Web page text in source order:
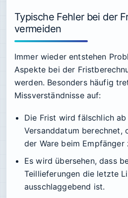
Typische Fehler bei der
vermeiden
Immer wieder entstehen
Aspekte bei der
werden. Besonders häufig
Missverständnisse auf:
Die Frist wird fälschlich
Versanddatum berechnet,
der Ware beim Empfänger
Es wird übersehen, dass
Teillieferungen die letzte
ausschlaggebend ist.